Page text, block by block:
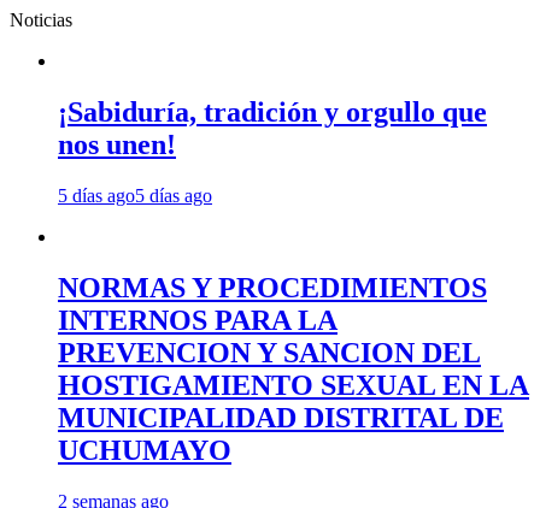
Noticias
¡Sabiduría, tradición y orgullo que
nos unen!
5 días ago5 días ago
NORMAS Y PROCEDIMIENTOS
INTERNOS PARA LA
PREVENCION Y SANCION DEL
HOSTIGAMIENTO SEXUAL EN LA
MUNICIPALIDAD DISTRITAL DE
UCHUMAYO
2 semanas ago